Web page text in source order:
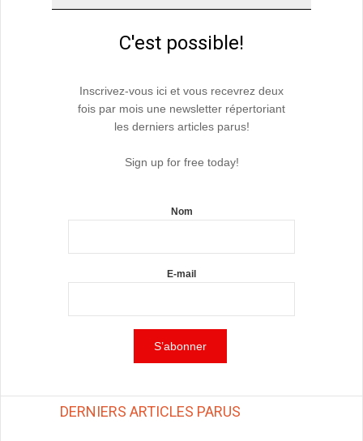
C'est possible!
Inscrivez-vous ici et vous recevrez deux
fois par mois une newsletter répertoriant
les derniers articles parus!
Sign up for free today!
Nom
E-mail
DERNIERS ARTICLES PARUS